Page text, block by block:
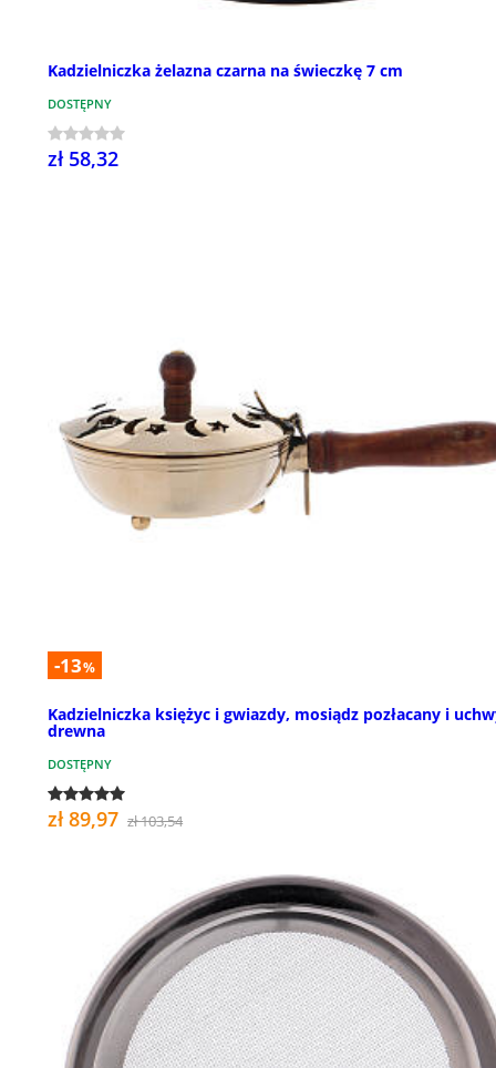
Kadzielniczka żelazna czarna na świeczkę 7 cm
DOSTĘPNY
zł 58,32
-13%
Kadzielniczka księżyc i gwiazdy, mosiądz pozłacany i
drewna
DOSTĘPNY
zł 89,97 zł 103,54